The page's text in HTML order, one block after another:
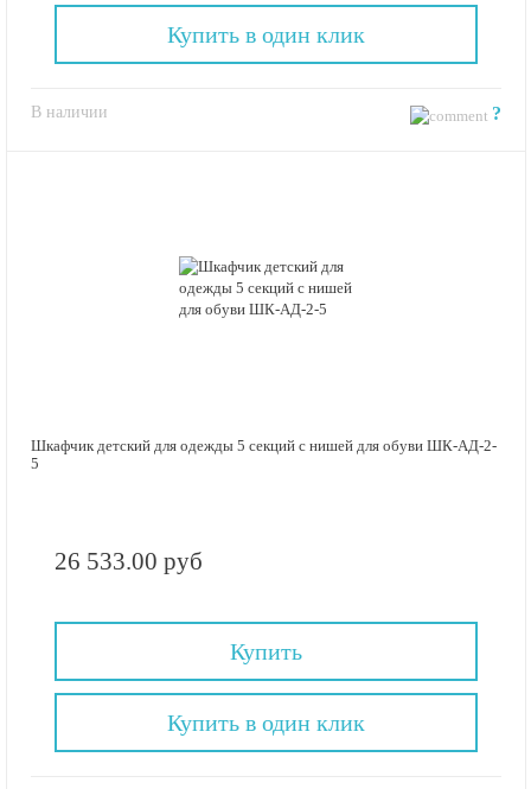
В наличии ?
Купить в один клик
Шкафчик детский для одежды 5 секций с нишей для обуви ШК-АД-2-
5
26 533.00 руб
Купить
Купить в один клик